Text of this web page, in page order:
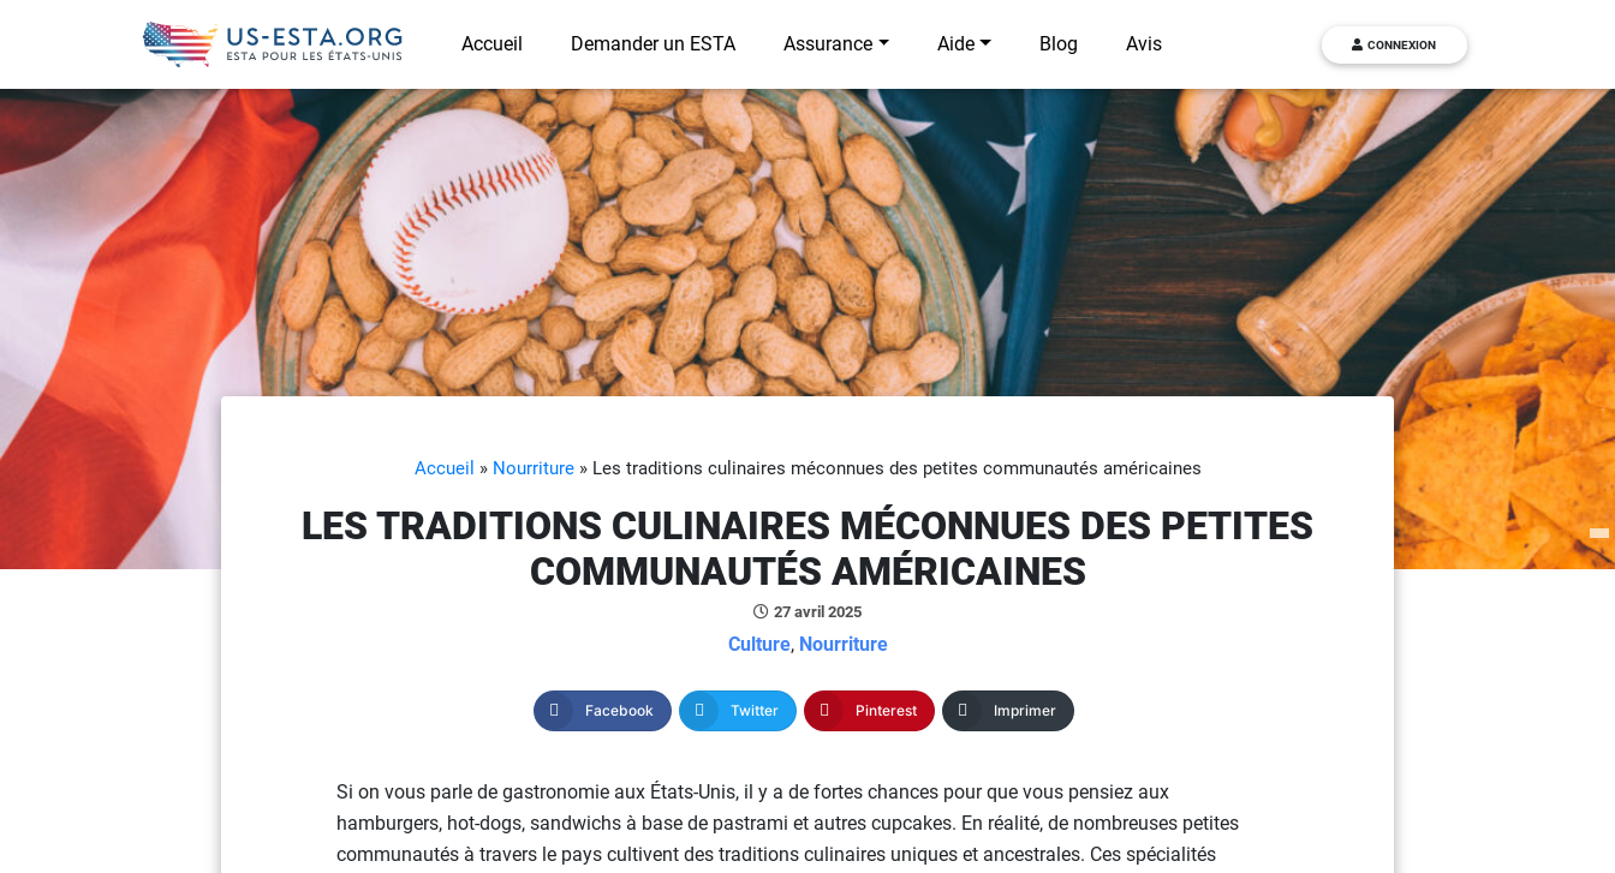
Accueil Demander un ESTA Assurance Aide Blog Avis CONNEXION
Accueil » Nourriture» Les traditions culinaires méconnues des petites communautés américaines
LES TRADITIONS CULINAIRES MÉCONNUES DES PETITES
COMMUNAUTÉS AMÉRICAINES
27 avril 2025
Culture, Nourriture
Facebook Twitter Pinterest Imprimer
Si on vous parle de gastronomie aux États-Unis, il y a de fortes chances pour que vous pensiez aux
hamburgers, hot-dogs, sandwichs à base de pastrami et autres cupcakes. En réalité, de nombreuses petites
communautés à travers le pays cultivent des traditions culinaires uniques et ancestrales. Ces spécialités